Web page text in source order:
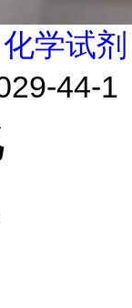
化学试剂
44-1